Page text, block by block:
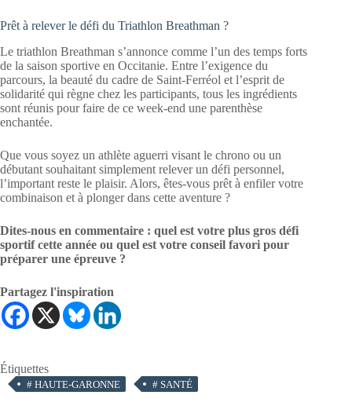
Prêt à relever le défi du Triathlon Breathman ?
Le triathlon Breathman s’annonce comme l’un des temps forts
de la saison sportive en Occitanie. Entre l’exigence du
parcours, la beauté du cadre de Saint-Ferréol et l’esprit de
solidarité qui règne chez les participants, tous les ingrédients
sont réunis pour faire de ce week-end une parenthèse
enchantée.
Que vous soyez un athlète aguerri visant le chrono ou un
débutant souhaitant simplement relever un défi personnel,
l’important reste le plaisir. Alors, êtes-vous prêt à enfiler votre
combinaison et à plonger dans cette aventure ?
Dites-nous en commentaire : quel est votre plus gros défi
sportif cette année ou quel est votre conseil favori pour
préparer une épreuve ?
Partagez l'inspiration
Étiquettes
# HAUTE-GARONNE # SANTÉ